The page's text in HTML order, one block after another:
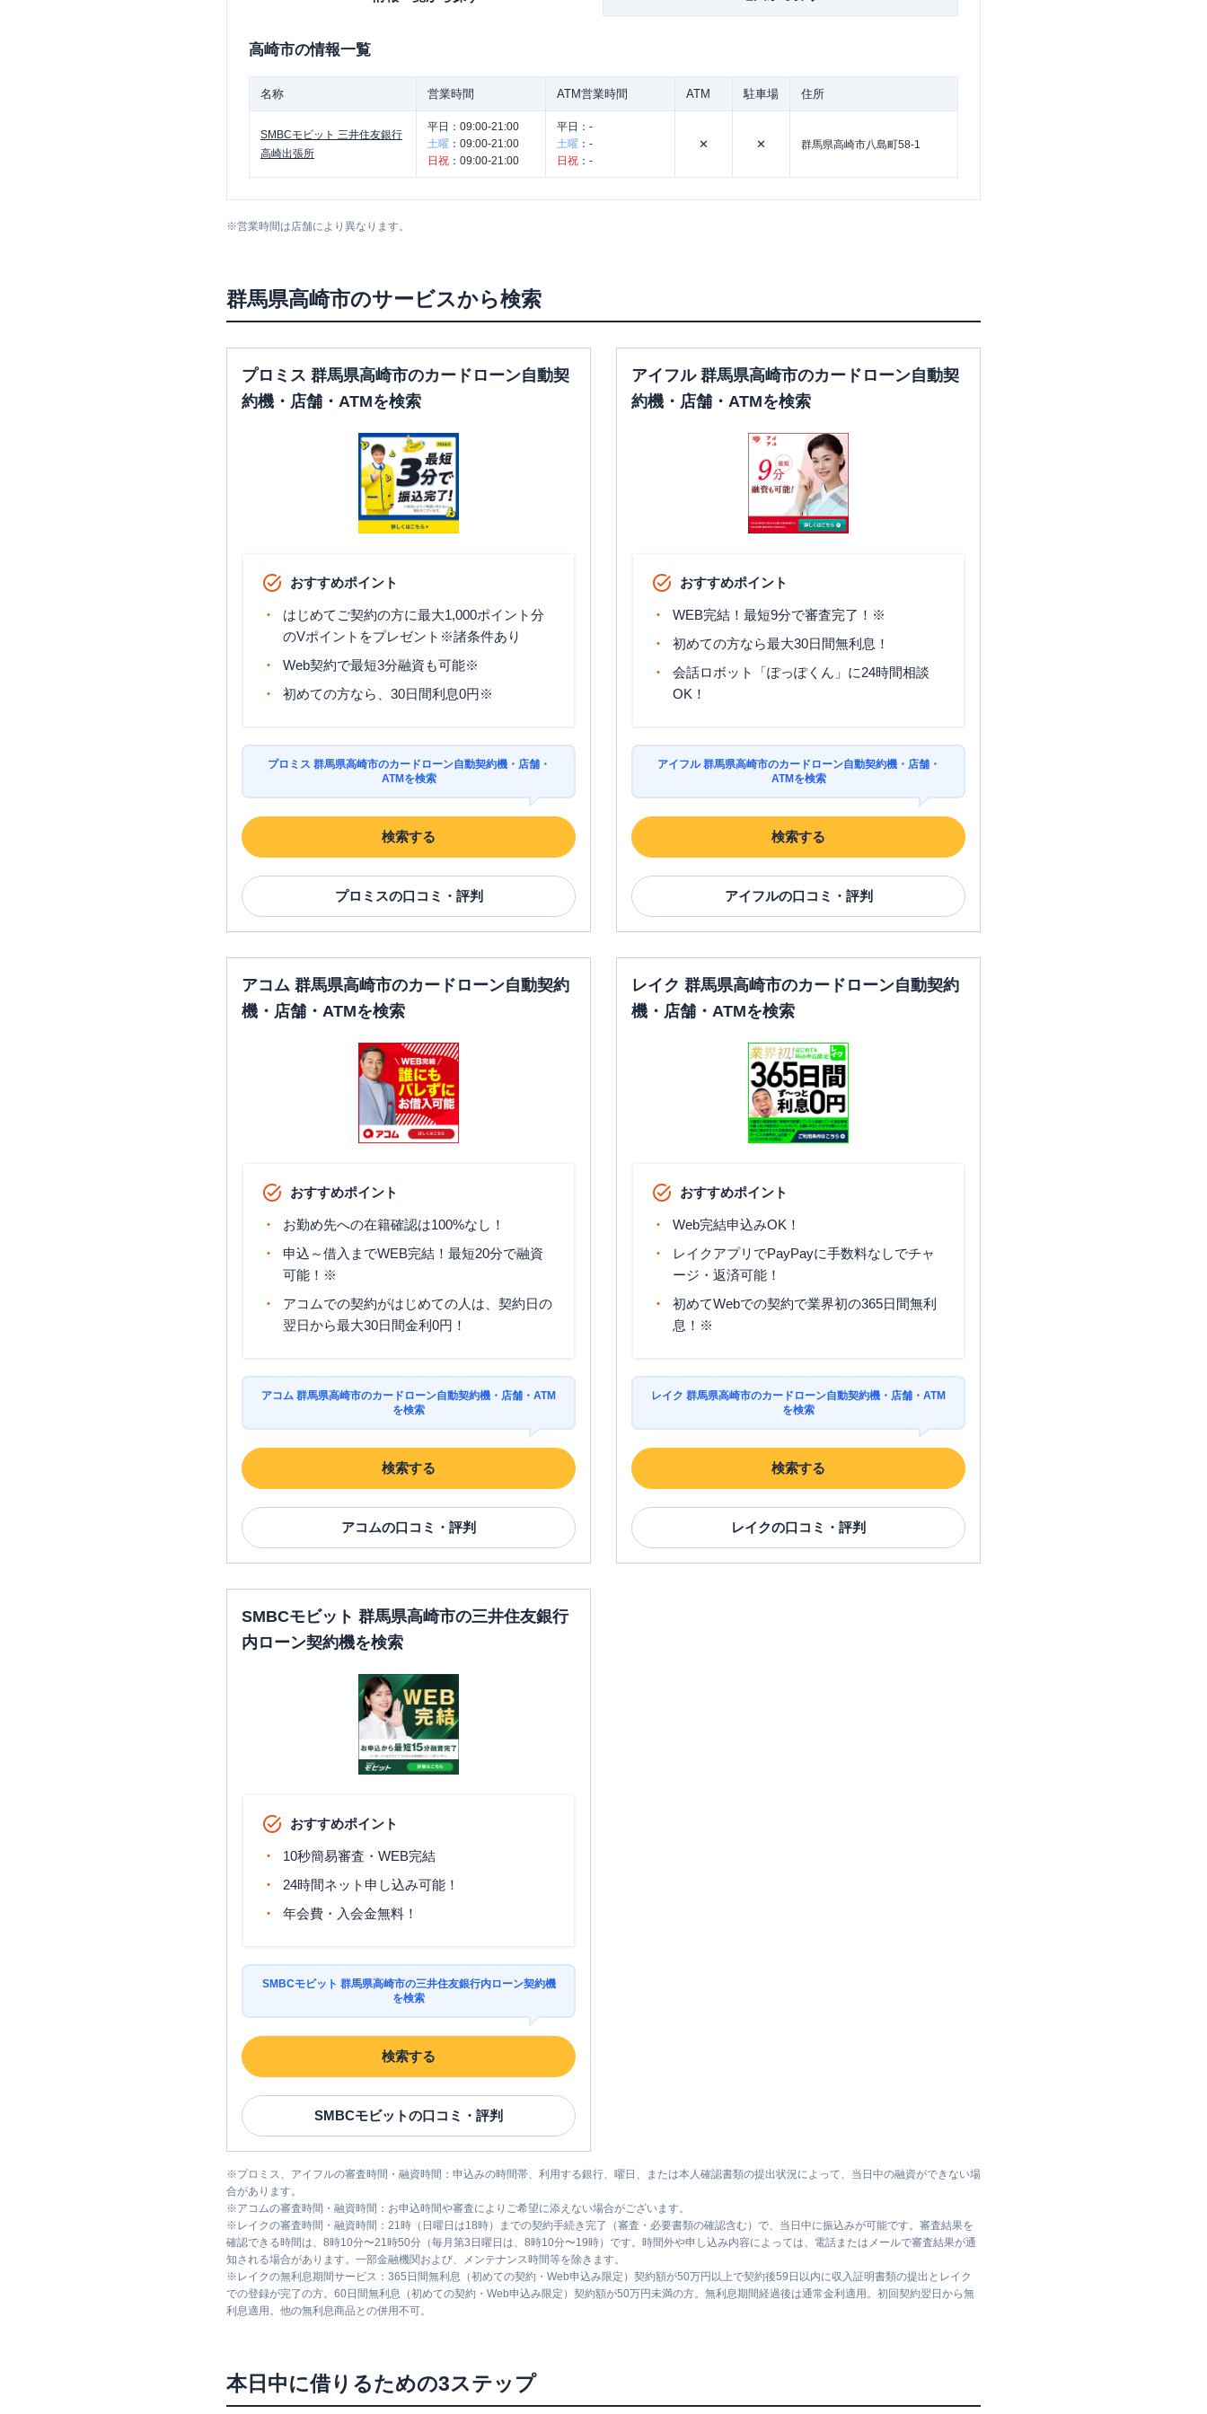
高崎市の情報一覧
名称 営業時間 ATM営業時間 ATM 駐車場 住所
SMBCモビット 三井住友銀行
高崎出張所
平日： 09:00-21:00
土曜 ： 09:00-21:00
日祝 ： 09:00-21:00
平日： -
土曜 ： -
日祝 ： -
✕ ✕ 群馬県高崎市八島町58-1
※営業時間は店舗により異なります。
群馬県高崎市のサービスから検索
プロミス 群馬県高崎市のカードローン自動契
約機・店舗・ATMを検索
おすすめポイント
はじめてご契約の方に最大1,000ポイント分
のVポイントをプレゼント※諸条件あり
Web契約で最短3分融資も可能※
初めての方なら、30日間利息0円※
プロミス 群馬県高崎市のカードローン自動契約機・店舗・
ATMを検索
検索する
プロミスの口コミ・評判
アイフル 群馬県高崎市のカードローン自動契
約機・店舗・ATMを検索
おすすめポイント
WEB完結！最短9分で審査完了！※
初めての方なら最大30日間無利息！
会話ロボット「ぽっぽくん」に24時間相談
OK！
アイフル 群馬県高崎市のカードローン自動契約機・店舗・
ATMを検索
検索する
アイフルの口コミ・評判
アコム 群馬県高崎市のカードローン自動契約
機・店舗・ATMを検索
おすすめポイント
お勤め先への在籍確認は100%なし！
申込～借入までWEB完結！最短20分で融資
可能！※
アコムでの契約がはじめての人は、契約日の
翌日から最大30日間金利0円！
アコム 群馬県高崎市のカードローン自動契約機・店舗・ATM
を検索
検索する
アコムの口コミ・評判
レイク 群馬県高崎市のカードローン自動契約
機・店舗・ATMを検索
おすすめポイント
Web完結申込みOK！
レイクアプリでPayPayに手数料なしでチャ
ージ・返済可能！
初めてWebでの契約で業界初の365日間無利
息！※
レイク 群馬県高崎市のカードローン自動契約機・店舗・ATM
を検索
検索する
レイクの口コミ・評判
SMBCモビット 群馬県高崎市の三井住友銀行
内ローン契約機を検索
おすすめポイント
10秒簡易審査・WEB完結
24時間ネット申し込み可能！
年会費・入会金無料！
SMBCモビット 群馬県高崎市の三井住友銀行内ローン契約機
を検索
検索する
SMBCモビットの口コミ・評判
※プロミス、アイフルの審査時間・融資時間：申込みの時間帯、利用する銀行、曜日、または本人確認書類の提出状況によって、当日中の融資ができない場
合があります。
※アコムの審査時間・融資時間：お申込時間や審査によりご希望に添えない場合がございます。
※ レイクの審査時間・融資時間：21時（日曜日は18時）までの契約手続き完了（審査・必要書類の確認含む）で、当日中に振込みが可能です。審査結果を
確認できる時間は、8時10分〜21時50分（毎月第3日曜日は、8時10分〜19時）です。時間外や申し込み内容によっては、電話またはメールで審査結果が通
知される場合があります。一部金融機関および、メンテナンス時間等を除きます。
※ レイクの無利息期間サービス：365日間無利息（初めての契約・Web申込み限定）契約額が50万円以上で契約後59日以内に収入証明書類の提出とレイク
での登録が完了の方。60日間無利息（初めての契約・Web申込み限定）契約額が50万円未満の方。無利息期間経過後は通常金利適用。初回契約翌日から無
利息適用。他の無利息商品との併用不可。
本日中に借りるための3ステップ